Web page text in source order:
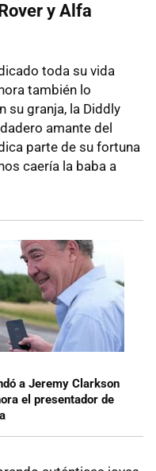
y Alfa
toda su vida
también lo
su granja, la Diddly
amante del
parte de su fortuna
caería la baba a
a Jeremy Clarkson
el presentador de